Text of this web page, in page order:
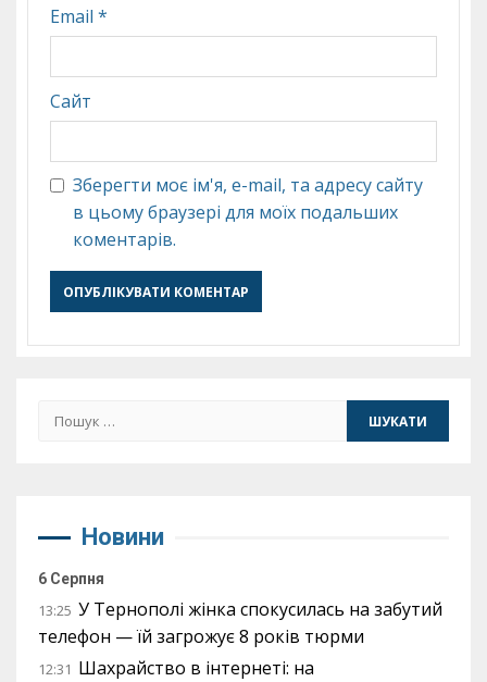
Email *
Сайт
Зберегти моє ім'я, e-mail, та адресу сайту
в цьому браузері для моїх подальших
коментарів.
Пошук:
Новини
6 Серпня
13:25 У Тернополі жінка спокусилась на забутий
телефон — їй загрожує 8 років тюрми
12:31 Шахрайство в інтернеті: на